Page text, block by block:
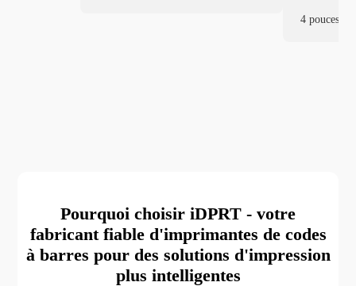
4 pouces
Pourquoi choisir iDPRT - votre
fabricant fiable d'imprimantes de codes
à barres pour des solutions d'impression
plus intelligentes